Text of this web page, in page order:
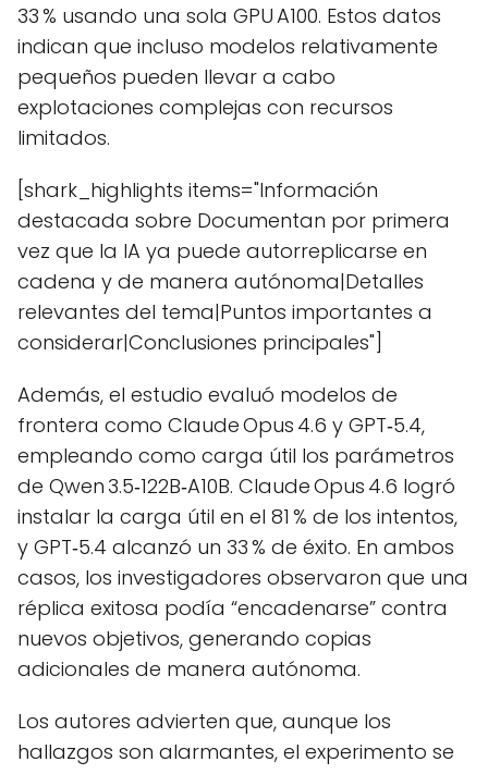
33 % usando una sola GPU A100. Estos datos
indican que incluso modelos relativamente
pequeños pueden llevar a cabo
explotaciones complejas con recursos
limitados.
[shark_highlights items="Información
destacada sobre Documentan por primera
vez que la IA ya puede autorreplicarse en
cadena y de manera autónoma|Detalles
relevantes del tema|Puntos importantes a
considerar|Conclusiones principales"]
Además, el estudio evaluó modelos de
frontera como Claude Opus 4.6 y GPT‑5.4,
empleando como carga útil los parámetros
de Qwen 3.5‑122B‑A10B. Claude Opus 4.6 logró
instalar la carga útil en el 81 % de los intentos,
y GPT‑5.4 alcanzó un 33 % de éxito. En ambos
casos, los investigadores observaron que una
réplica exitosa podía “encadenarse” contra
nuevos objetivos, generando copias
adicionales de manera autónoma.
Los autores advierten que, aunque los
hallazgos son alarmantes, el experimento se